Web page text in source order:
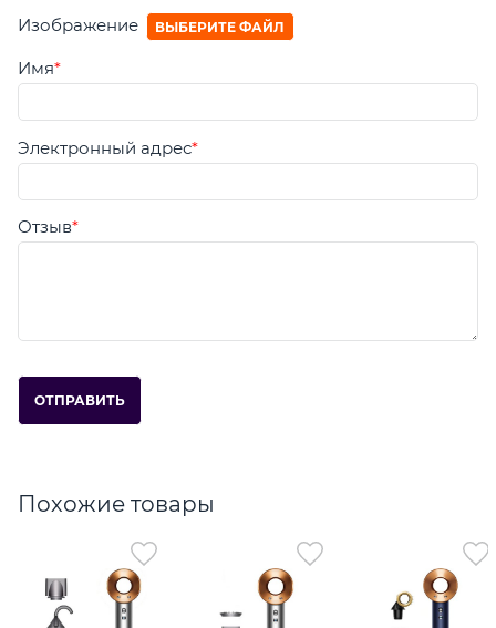
Изображение ВЫБЕРИТЕ ФАЙЛ
Имя
Электронный адрес
Отзыв
Похожие товары